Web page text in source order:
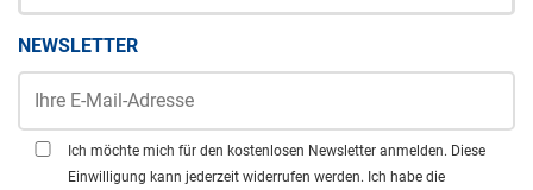
NEWSLETTER
Ich möchte mich für den kostenlosen Newsletter anmelden. Diese
Einwilligung kann jederzeit widerrufen werden. Ich habe die